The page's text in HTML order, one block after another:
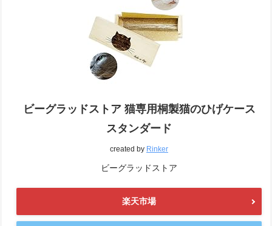
ビーグラッドストア 猫専用桐製猫のひげケース
スタンダード
created by Rinker
ビーグラッドストア
楽天市場